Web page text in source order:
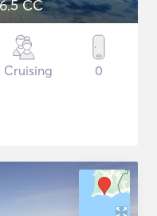
CC
Cruising 0